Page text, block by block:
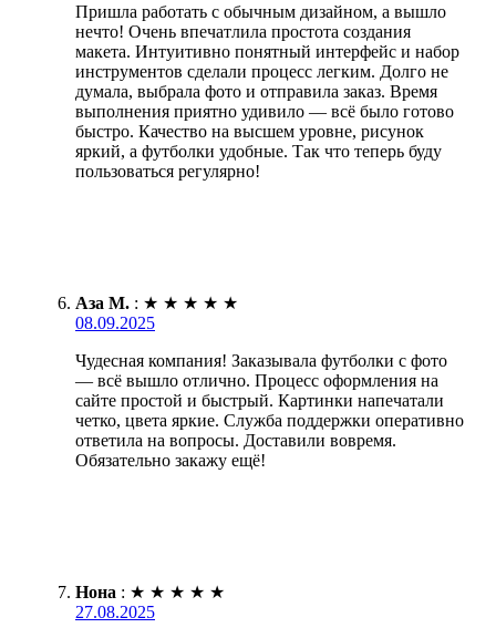
Пришла работать с обычным дизайном, а вышло
нечто! Очень впечатлила простота создания
макета. Интуитивно понятный интерфейс и набор
инструментов сделали процесс легким. Долго не
думала, выбрала фото и отправила заказ. Время
выполнения приятно удивило — всё было готово
быстро. Качество на высшем уровне, рисунок
яркий, а футболки удобные. Так что теперь буду
пользоваться регулярно!
Аза М. : ★ ★ ★ ★ ★
08.09.2025
Чудесная компания! Заказывала футболки с фото
— всё вышло отлично. Процесс оформления на
сайте простой и быстрый. Картинки напечатали
четко, цвета яркие. Служба поддержки оперативно
ответила на вопросы. Доставили вовремя.
Обязательно закажу ещё!
Нона : ★ ★ ★ ★ ★
27.08.2025